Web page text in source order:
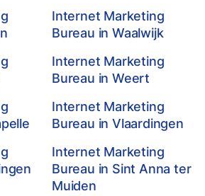
Internet Marketing
Bureau in Waalwijk
Internet Marketing
Bureau in Weert
Internet Marketing
Bureau in Vlaardingen
Internet Marketing
Bureau in Sint Anna ter
Muiden